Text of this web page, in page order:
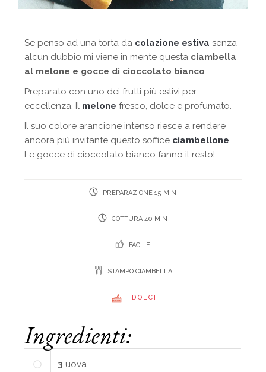
Se penso ad una torta da colazione estiva senza
alcun dubbio mi viene in mente questa ciambella
al melone e gocce di cioccolato bianco.
Preparato con uno dei frutti più estivi per
eccellenza. Il melonefresco, dolce e profumato.
Il suo colore arancione intenso riesce a rendere
ancora più invitante questo soffice ciambellone.
Le gocce di cioccolato bianco fanno il resto!
PREPARAZIONE 15 MIN
COTTURA 40 MIN
FACILE
STAMPO CIAMBELLA
DOLCI
Ingredienti:
3 uova